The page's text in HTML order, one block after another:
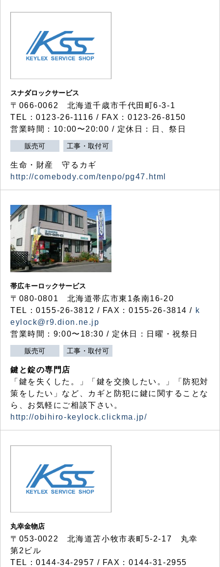
スナダロックサービス
〒066-0062 北海道千歳市千代田町6-3-1
TEL：0123-26-1116 / FAX：0123-26-8150
営業時間：10:00〜20:00 / 定休日：日、祭日
販売可 工事・取付可
生命・財産 守るカギ
http://comebody.com/tenpo/pg47.html
帯広キーロックサービス
〒080-0801 北海道帯広市東1条南16-20
TEL：0155-26-3812 / FAX：0155-26-3814 / k
eylock@r9.dion.ne.jp
営業時間：9:00〜18:30 / 定休日：日曜・祝祭日
販売可 工事・取付可
鍵と錠の専門店
「鍵を失くした。」「鍵を交換したい。」「防犯対
策をしたい」など、カギと防犯に鍵に関することな
ら、お気軽にご相談下さい。
http://obihiro-keylock.clickma.jp/
丸幸金物店
〒053-0022 北海道苫小牧市表町5-2-17 丸幸
第2ビル
TEL：0144-34-2957 / FAX：0144-31-2955